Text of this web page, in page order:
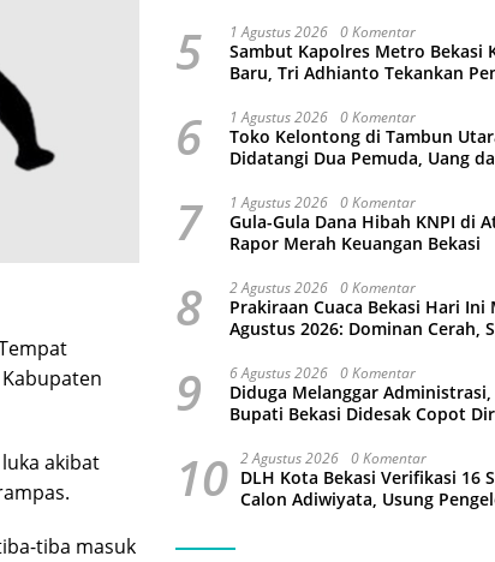
Kabupaten
akibat
tiba masuk
Bintoro
5 1 Agustus 2026 0 Komentar
Sambut Kapolres Metro Bekasi
Baru, Tri Adhianto Tekankan
6 1 Agustus 2026 0 Komentar
Toko Kelontong di Tambun
Didatangi Dua Pemuda, Uang
7 1 Agustus 2026 0 Komentar
Gula-Gula Dana Hibah KNPI di
Rapor Merah Keuangan Bekasi
8 2 Agustus 2026 0 Komentar
Prakiraan Cuaca Bekasi Hari Ini
Agustus 2026: Dominan Cerah,
9 6 Agustus 2026 0 Komentar
Diduga Melanggar
Bupati Bekasi Didesak Copot
10 2 Agustus 2026 0 Komentar
DLH Kota Bekasi Verifikasi 16
Calon Adiwiyata, Usung